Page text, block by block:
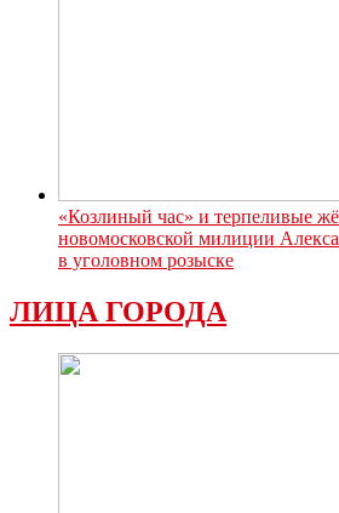
«Козлиный час» и терпеливые
новомосковской милиции
в уголовном розыске
ЛИЦА ГОРОДА